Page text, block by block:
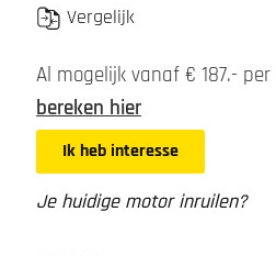
Vergelijk
Al mogelijk vanaf € 187.-
bereken hier
Ik heb interesse
Je huidige motor inruilen?